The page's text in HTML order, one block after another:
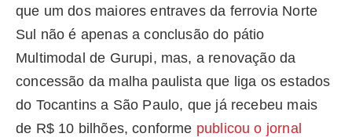
que um dos maiores entraves da ferrovia Norte
Sul não é apenas a conclusão do pátio
Multimodal de Gurupi, mas, a renovação da
concessão da malha paulista que liga os estados
do Tocantins a São Paulo, que já recebeu mais
de R$ 10 bilhões, conforme publicou o jornal